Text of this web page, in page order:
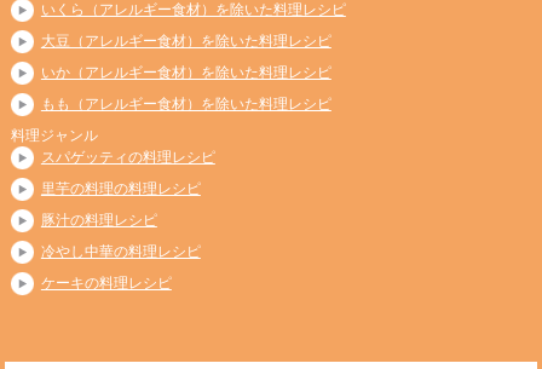
いくら（アレルギー食材）を除いた料理レシピ
大豆（アレルギー食材）を除いた料理レシピ
いか（アレルギー食材）を除いた料理レシピ
もも（アレルギー食材）を除いた料理レシピ
料理ジャンル
スパゲッティの料理レシピ
里芋の料理の料理レシピ
豚汁の料理レシピ
冷やし中華の料理レシピ
ケーキの料理レシピ